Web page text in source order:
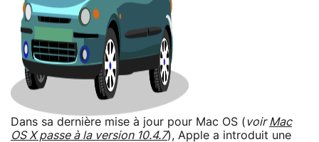
Dans sa dernière mise à jour pour Mac OS (voirMac
OS X passe à la version 10.4.7), Apple a introduit une